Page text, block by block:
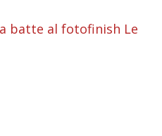
batte al fotofinish Le